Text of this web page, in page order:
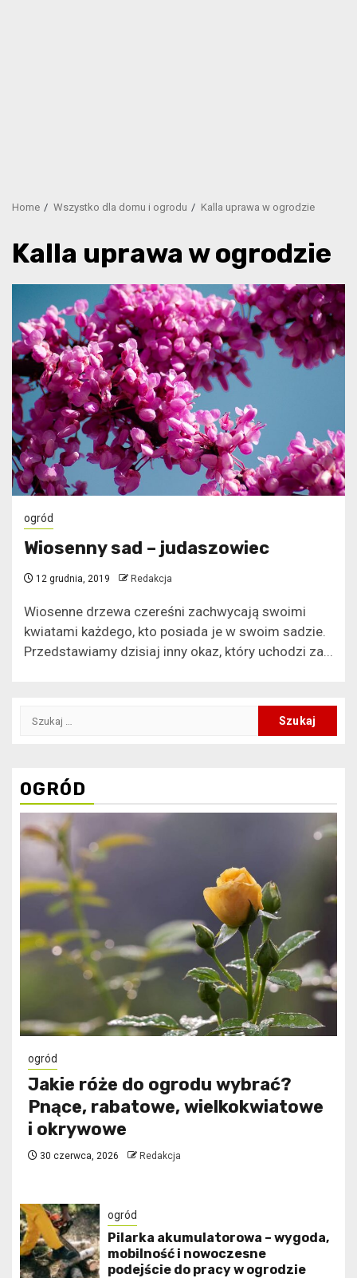
Home Wszystko dla domu i ogrodu Kalla uprawa w ogrodzie
Kalla uprawa w ogrodzie
ogród
Wiosenny sad – judaszowiec
12 grudnia, 2019 Redakcja
Wiosenne drzewa czereśni zachwycają swoimi
kwiatami każdego, kto posiada je w swoim sadzie.
Przedstawiamy dzisiaj inny okaz, który uchodzi za...
Szukaj:
OGRÓD
ogród
Jakie róże do ogrodu wybrać?
Pnące, rabatowe, wielkokwiatowe
i okrywowe
30 czerwca, 2026 Redakcja
ogród
Pilarka akumulatorowa – wygoda,
mobilność i nowoczesne
podejście do pracy w ogrodzie